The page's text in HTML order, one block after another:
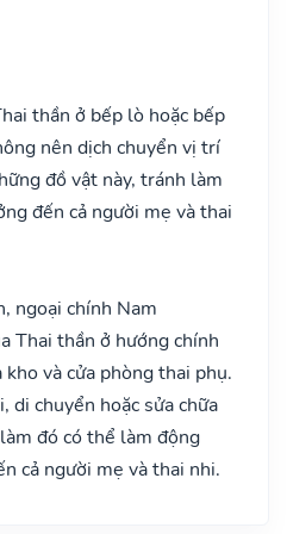
thần ở bếp lò hoặc bếp
nên dịch chuyển vị trí
đồ vật này, tránh làm
đến cả người mẹ và thai
ngoại chính Nam
Thai thần ở hướng chính
và cửa phòng thai phụ.
di chuyển hoặc sửa chữa
đó có thể làm động
cả người mẹ và thai nhi.